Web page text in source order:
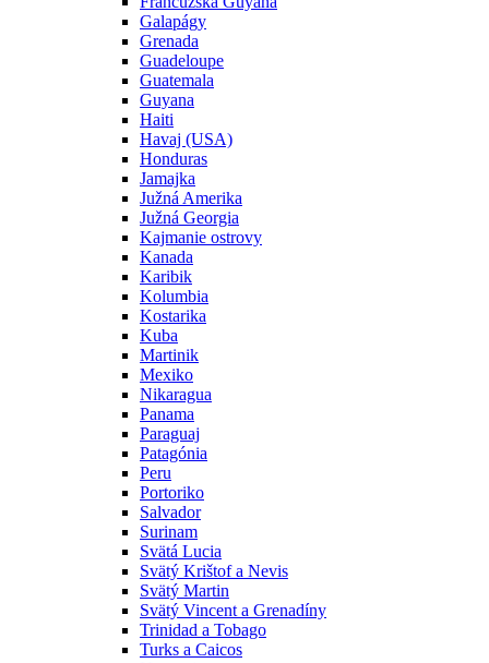
Galapágy
Grenada
Guadeloupe
Guatemala
Guyana
Haiti
Havaj (USA)
Honduras
Jamajka
Južná Amerika
Južná Georgia
Kajmanie ostrovy
Kanada
Karibik
Kolumbia
Kostarika
Kuba
Martinik
Mexiko
Nikaragua
Panama
Paraguaj
Patagónia
Peru
Portoriko
Salvador
Surinam
Svätá Lucia
Svätý Krištof a Nevis
Svätý Martin
Svätý Vincent a Grenadíny
Trinidad a Tobago
Turks a Caicos